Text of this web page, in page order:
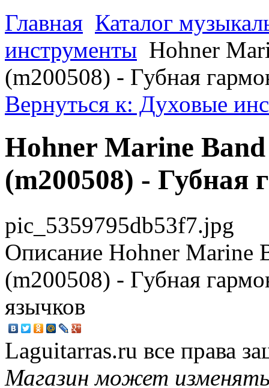
Главная Каталог
инструменты Hohner
(m200508) - Губная
Вернуться к: Духовые
Hohner Marine
(m200508) - Губная
pic_5359795db53f7.jpg
Описание Hohner Marine
(m200508) - Губная
язычков
Laguitarras.ru все права
Магазин может